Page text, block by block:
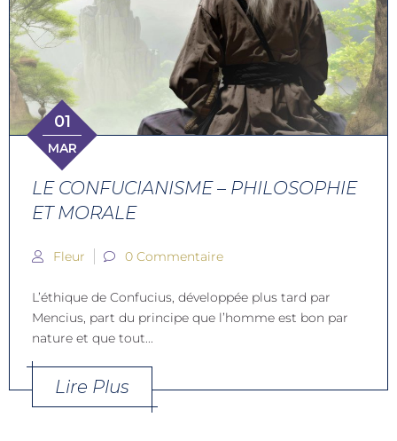
01
MAR
LE CONFUCIANISME – PHILOSOPHIE
ET MORALE
Fleur 0 Commentaire
L’éthique de Confucius, développée plus tard par
Mencius, part du principe que l’homme est bon par
nature et que tout...
Lire Plus